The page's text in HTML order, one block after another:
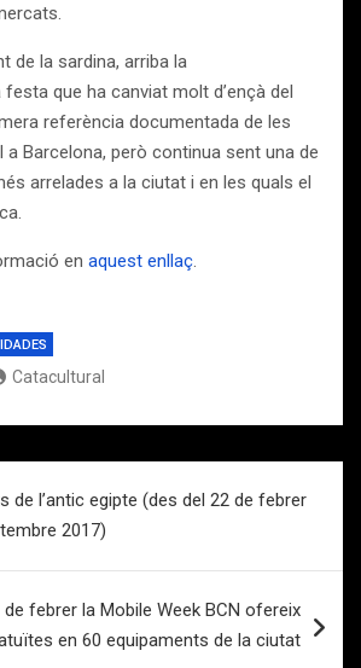
de la sardina, arriba la
festa que ha canviat molt d’ençà del
referència documentada de les
Barcelona, però continua sent una de
arrelades a la ciutat i en les quals el
en aquest enllaç.
Catacultural
de l’antic egipte (des del 22 de febrer
2017)
de febrer la Mobile Week BCN ofereix
en 60 equipaments de la ciutat